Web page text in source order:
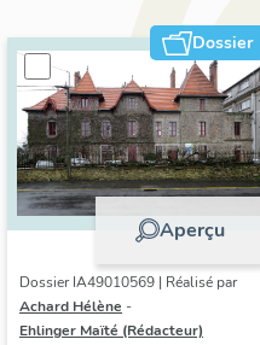
Dossier
Aperçu
Dossier IA49010569 | Réalisé par
Achard Hélène -
Ehlinger Maïté (Rédacteur)